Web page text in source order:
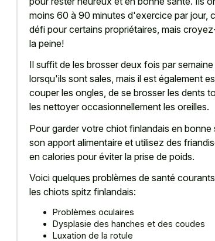
moins 60 à 90 minutes d'exercice par jour,
défi pour certains propriétaires, mais
la peine!
Il suffit de les brosser deux fois par
lorsqu'ils sont sales, mais il est également
couper les ongles, de se brosser les dents
les nettoyer occasionnellement les oreilles.
Pour garder votre chiot finlandais en bonne
son apport alimentaire et utilisez des
en calories pour éviter la prise de poids.
Voici quelques problèmes de santé
les chiots spitz finlandais:
Problèmes oculaires
Dysplasie des hanches et des coudes
Luxation de la rotule